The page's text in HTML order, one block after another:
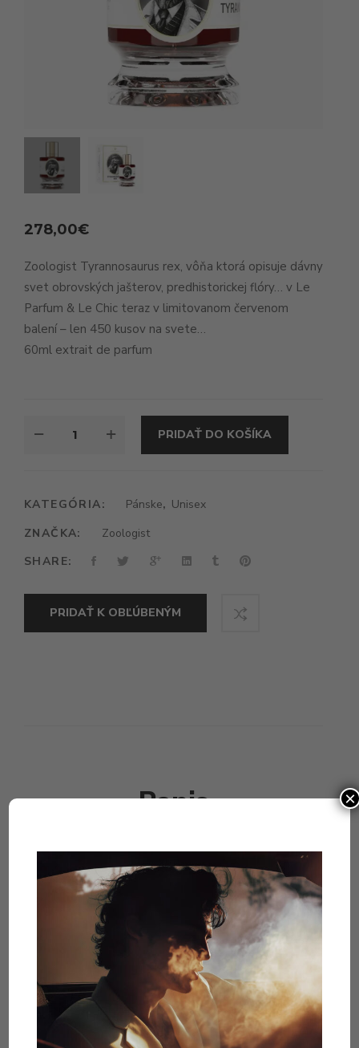
278,00€
Zoologist Tyrannosaurus rex, vôňa ktorá opisuje dávny
svet obrovských jašterov, predhistorickej flóry… v Le
Parfum & Le Chic teraz v limitovanom červenom
balení – len 450 kusov na svete…
60ml extrait de parfum
ZOOLOGIST
PRIDAŤ DO KOŠÍKA
KATEGÓRIA: Pánske, Unisex
ZNAČKA:
Zoologist
SHARE:
PRIDAŤ K OBĽÚBENÝM
Popis
Zemou sa šíri dusné teplo, ktoré nenásytne objíma
bohatá flóra, ktorej sa darí v jej strede. Stromy stúpajú
do majestátnych výšok a rastliny po prvýkrát kvitnú,
ich okvetné lístky sa rozširujú, aby zrodili svet bohatý
na rozmanitosť. Obdobie kriedy dospieva na pozadí
spálenom lesným požiarom a údermi bleskov. Nad
touto turbulentnou krajinou sa týči mohutný predátor.
Obri vládnu Zemi, ale aj obri môžu byť porazení silnými
×